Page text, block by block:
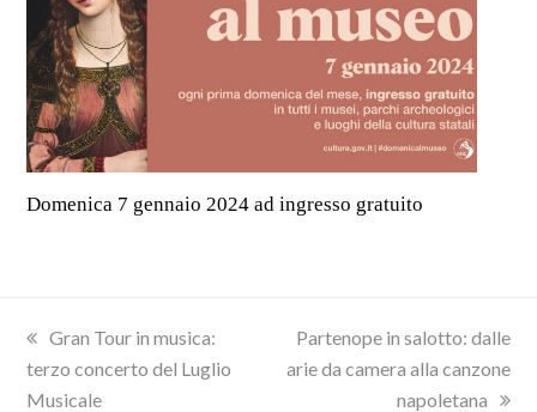
Domenica 7 gennaio 2024 ad ingresso gratuito
previous
post:
Gran Tour in musica:
terzo concerto del Luglio
Musicale
next
post:
Partenope in salotto: dalle
arie da camera alla canzone
napoletana